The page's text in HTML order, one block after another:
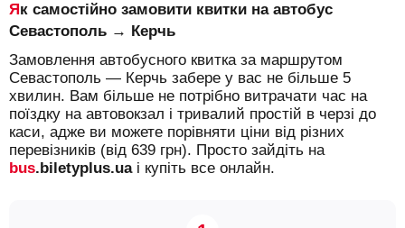
Як самостійно замовити квитки на автобус
Севастополь → Керчь
Замовлення автобусного квитка за маршрутом
Севастополь — Керчь забере у вас не більше 5
хвилин. Вам більше не потрібно витрачати час на
поїздку на автовокзал і тривалий простій в черзі до
каси, адже ви можете порівняти ціни від різних
перевізників (від 639 грн). Просто зайдіть на
bus.biletyplus.uaі купіть все онлайн.